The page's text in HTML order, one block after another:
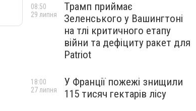
Трамп приймає
Зеленського у Вашингтоні
на тлі критичного етапу
війни та дефіциту ракет для
Patriot
08:50
29 липня
У Франції пожежі знищили
115 тисяч гектарів лісу
18:00
27 липня